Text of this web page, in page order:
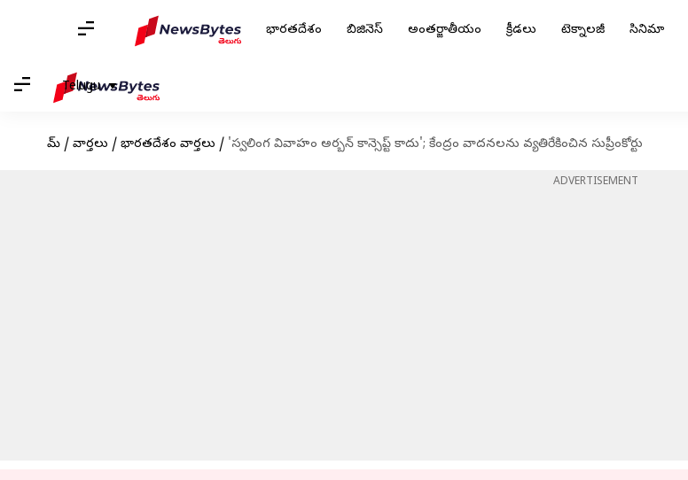
భారతదేశం బిజినెస్ అంతర్జాతీయం క్రీడలు టెక్నాలజీ సినిమా
Telugu
హోమ్ / వార్తలు / భారతదేశం వార్తలు / 'స్వలింగ వివాహం అర్బన్ కాన్సెప్ట్ కాదు'; కేంద్రం వాదనలను వ్యతిరేకించిన సుప్రీంకోర్టు
ADVERTISEMENT